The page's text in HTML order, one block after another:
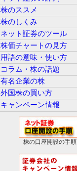
株のススメ
株のしくみ
ネット証券のツール
株価チャートの見方
用語の意味・使い方
コラム・株の話題
有名企業の株
外国株の買い方
キャンペーン情報
株の口座開設の手順